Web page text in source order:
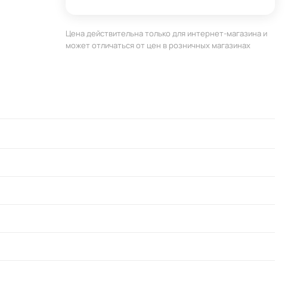
Цена действительна только для интернет-магазина и
может отличаться от цен в розничных магазинах